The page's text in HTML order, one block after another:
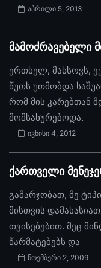
აპრილი 5, 2013
მამოძრავებელი
ერთხელ, მახსოვს,
წუთს უთმობდა
რომ მის კარებთან
მომსახურებოდა.
ივნისი 4, 2012
ქართველი
გამარჯობათ, მე
მისთვის
თვისებებით. მეც
წარმატებებს და
ნოემბერი 2, 2009